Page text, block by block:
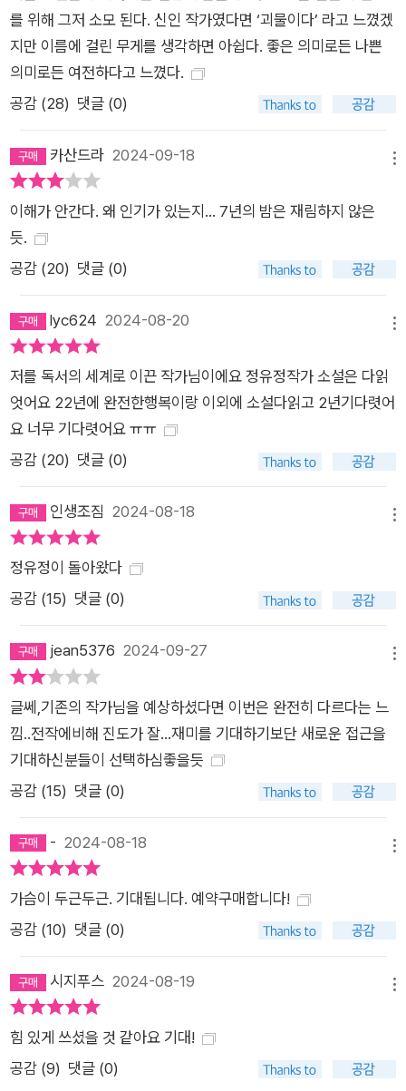
사가 이 시대를 관통하는 문장임을 절절히 느끼게 된다. 인간성에
대한 막연한 낙관이나 고평가 없이 이 시대를 표표히 마주한 작가
는 “뭐든 할 수 있으며 아무도 죽지 않는 불멸의 삶에 대해. 결핍
이나 불운, 갈등 같은 골칫거리가 없는 세상에 대해”, 그 아득한
미래에 대한 상상을 멈추지 않는다. 두려움 없이 상상을 끝까지
밀고 나간 작가는 문학만이 도달할 수 있는 아득한 영토에서 뜨겁
게 손에 쥐어진 하나의 인간성을 마주한다. 소설 속 가상현실 롤
라의 세계는 이 세계에 대한 거대한 비유다. 그러나 인간성은 영
원히 아케이드 속을 헤매는 것에 멈추지 않는다. 작가는 ‘드림시
어터’를 통해 인간의 본성을 드러낸다. 인간은 영원 속에서도 유
이다. 이런 점에서 자신에 대한 가장 엄정한 방식의 드림시어터를
설계하고자 하는 경주의 욕망은 의미심장하다. 나는 경주를 오독
하지 않았다고 생각한다. 다만 간과한 것이 하나 있었다. 의식이
라는 외피에 가려진 ‘무엇’이었다. 동생의 죽음으로 벼랑 끝에 몰
렸을 때 그가 어떤 방식으로 자신을 구원하려 했는지 기억했다면,
은 걸 기억했다면 나는 사전에 알아차렸을 것이다. 그의 본성에
는 삶을 살아보고자 하는 욕망. 그 날것의 세계에 뛰어들어 맞서
간 욕망의 끝에서 작가가 마주한 것은 바로 이 펄펄 끓어오르는
야성이다. 두꺼운 유빙 아래의 추운 심해에서, 뜨거운 사막의 태
양 아래서 정유정이 길어 올린 것은 골수를 쪼갤 듯 날카롭고 압
도적이며 뜨겁다. ‘욕망 3부작’의 두 번째 작품이 이토록 선연한
이유다.
를 위해 그저 소모 된다. 신인 작가였다면 ‘괴물이다’ 라고 느꼈겠
지만 이름에 걸린 무게를 생각하면 아쉽다. 좋은 의미로든 나쁜
의미로든 여전하다고 느꼈다.
공감 (28) 댓글 (0)
카산드라 2024-09-18
이해가 안간다. 왜 인기가 있는지… 7년의 밤은 재림하지 않은
듯.
공감 (20) 댓글 (0)
lyc624 2024-08-20
저를 독서의 세계로 이끈 작가님이에요 정유정작가 소설은 다읽
엇어요 22년에 완전한행복이랑 이외에 소설다읽고 2년기다렷어
요 너무 기다렷어요 ㅠㅠ
공감 (20) 댓글 (0)
인생조짐 2024-08-18
정유정이 돌아왔다
공감 (15) 댓글 (0)
jean5376 2024-09-27
글쎄,기존의 작가님을 예상하셨다면 이번은 완전히 다르다는 느
낌..전작에비해 진도가 잘...재미를 기대하기보단 새로운 접근을
기대하신분들이 선택하심좋을듯
공감 (15) 댓글 (0)
- 2024-08-18
가슴이 두근두근. 기대됩니다. 예약구매합니다!
공감 (10) 댓글 (0)
시지푸스 2024-08-19
힘 있게 쓰셨을 것 같아요 기대!
공감 (9) 댓글 (0)